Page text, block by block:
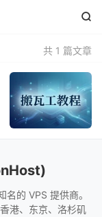

共 1 篇文章
的 VPS 提供商。
港、东京、洛杉矶